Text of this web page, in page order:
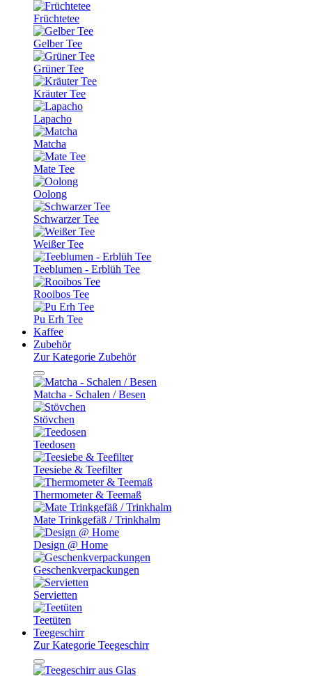
Früchtetee
Gelber Tee
Grüner Tee
Kräuter Tee
Lapacho
Matcha
Mate Tee
Oolong
Schwarzer Tee
Weißer Tee
Teeblumen - Erblüh Tee
Rooibos Tee
Pu Erh Tee
Kaffee
Zubehör
Zur Kategorie Zubehör
Matcha - Schalen / Besen
Stövchen
Teedosen
Teesiebe & Teefilter
Thermometer & Teemaß
Mate Trinkgefäß / Trinkhalm
Design @ Home
Geschenkverpackungen
Servietten
Teetüten
Teegeschirr
Zur Kategorie Teegeschirr